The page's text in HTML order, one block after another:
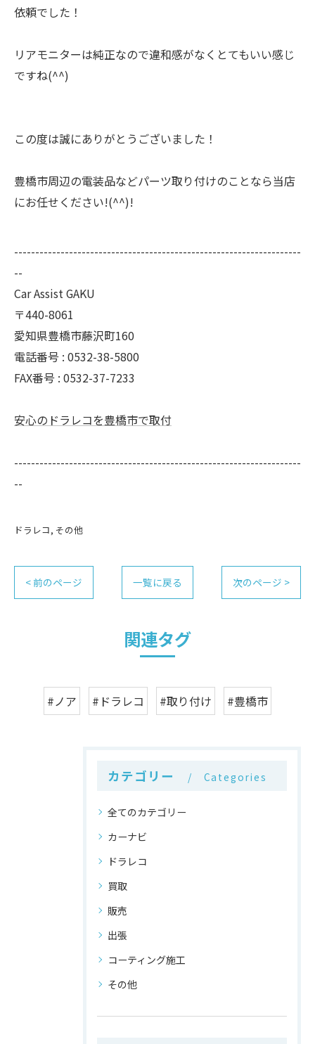
依頼でした！
リアモニターは純正なので違和感がなくとてもいい感じ
ですね(^^)
この度は誠にありがとうございました！
豊橋市周辺の電装品などパーツ取り付けのことなら当店
にお任せください!(^^)!
--------------------------------------------------------------------
--
Car Assist GAKU
〒440-8061
愛知県豊橋市藤沢町160
電話番号 : 0532-38-5800
FAX番号 : 0532-37-7233
安心のドラレコを豊橋市で取付
--------------------------------------------------------------------
--
ドラレコ その他
< 前のページ 一覧に戻る 次のページ >
関連タグ
#ノア #ドラレコ #取り付け #豊橋市
カテゴリー Categories
全てのカテゴリー
カーナビ
ドラレコ
買取
販売
出張
コーティング施工
その他